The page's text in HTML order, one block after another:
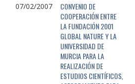
07/02/2007
CONVENIO DE
COOPERACIÓN ENTRE
LA FUNDACIÓN 2001
GLOBAL NATURE Y LA
UNIVERSIDAD DE
MURCIA PARA LA
REALIZACIÓN DE
ESTUDIOS CIENTÍFICOS,